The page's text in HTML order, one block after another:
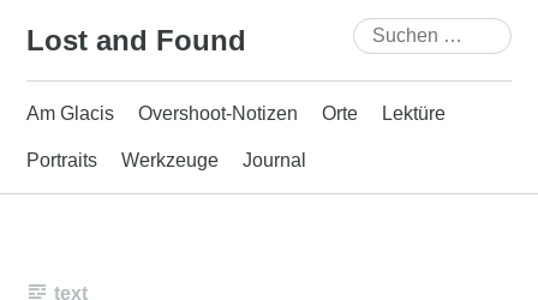
Lost and Found
Suchen
nach:
Am Glacis Overshoot-Notizen Orte Lektüre
Portraits Werkzeuge Journal
text